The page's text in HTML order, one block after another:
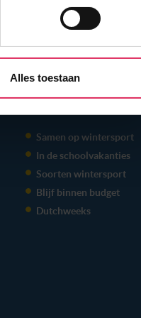
jouw gebruik van onze site
kunnen deze gegevens
Alles toestaan
Samen op wintersport
In de schoolvakanties
Soorten wintersport
Blijf binnen budget
Dutchweeks